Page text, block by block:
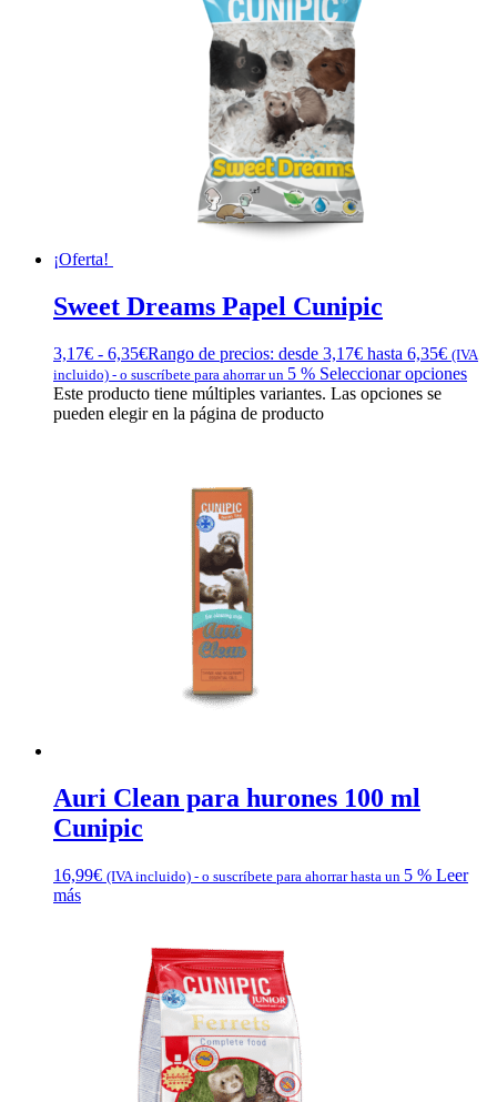
¡Oferta!
Sweet Dreams Papel Cunipic
3,17€ - 6,35€Rango de precios: desde 3,17€ hasta 6,35€ (IVA
incluido) - o suscríbete para ahorrar un 5 % Seleccionar opciones
Este producto tiene múltiples variantes. Las opciones se
pueden elegir en la página de producto
Auri Clean para hurones 100 ml
Cunipic
16,99€ (IVA incluido) - o suscríbete para ahorrar hasta un 5 % Leer
más